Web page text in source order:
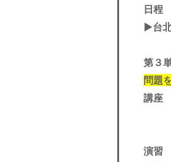
日程
▶︎台
第３
問題
講座
演
思
演習